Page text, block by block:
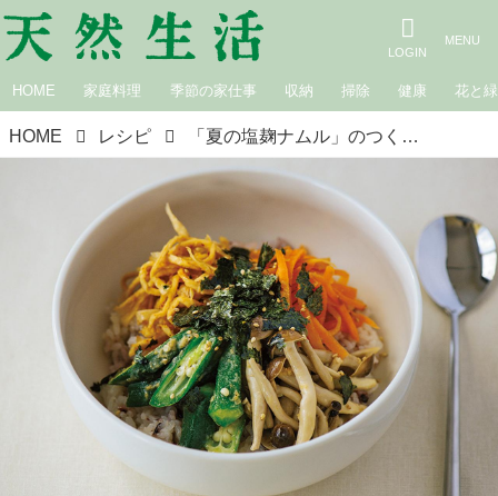
HOME 家庭料理 季節の家仕事 収納 掃除 健康 花と緑
HOME レシピ 「夏の塩麹ナムル」のつくり方／私の簡単つくりおき｜寺田本家・寺田聡美さん